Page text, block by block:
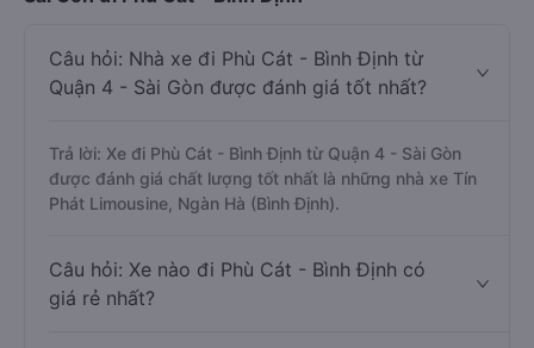
Câu hỏi: Nhà xe đi Phù Cát - Bình Định từ
Quận 4 - Sài Gòn được đánh giá tốt nhất?
Trả lời: Xe đi Phù Cát - Bình Định từ Quận 4 - Sài Gòn
được đánh giá chất lượng tốt nhất là những nhà xe Tín
Phát Limousine, Ngàn Hà (Bình Định).
Câu hỏi: Xe nào đi Phù Cát - Bình Định có
giá rẻ nhất?